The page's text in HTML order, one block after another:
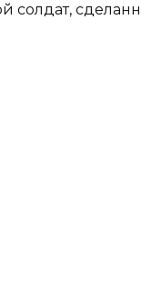
солдат,